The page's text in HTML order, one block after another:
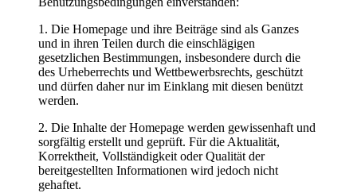
1. Die Homepage und ihre Beiträge sind als Ganzes
und in ihren Teilen durch die einschlägigen
gesetzlichen Bestimmungen, insbesondere durch die
des Urheberrechts und Wettbewerbsrechts, geschützt
und dürfen daher nur im Einklang mit diesen benützt
werden.
2. Die Inhalte der Homepage werden gewissenhaft und
sorgfältig erstellt und geprüft. Für die Aktualität,
Korrektheit, Vollständigkeit oder Qualität der
bereitgestellten Informationen wird jedoch nicht
gehaftet.